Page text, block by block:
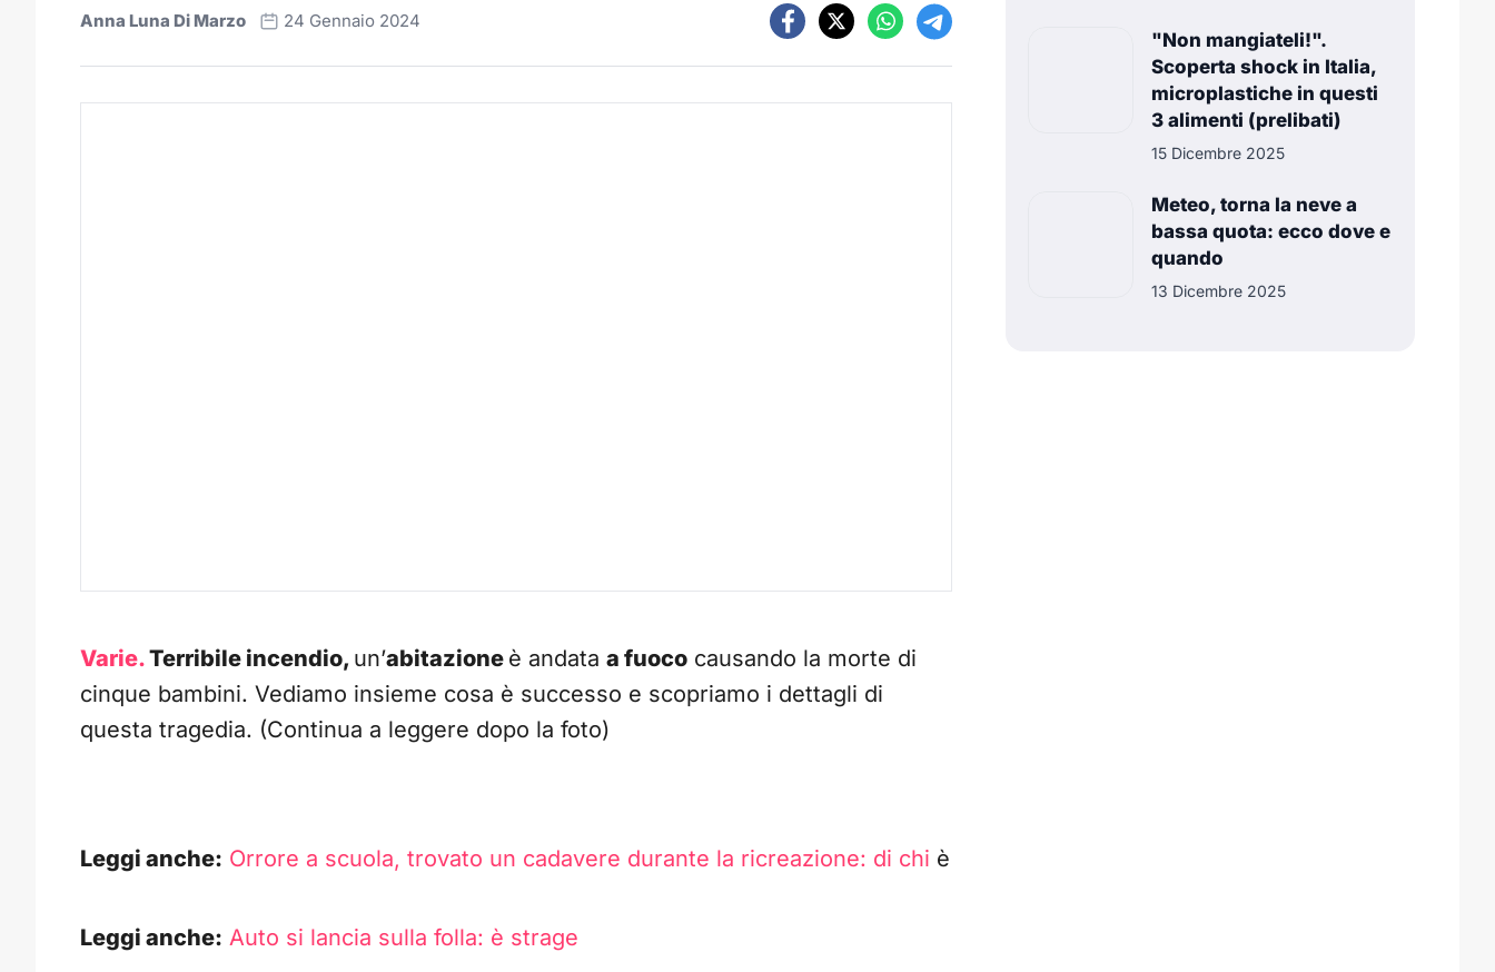
Anna Luna Di Marzo 24 Gennaio 2024
Varie.Terribile incendio, un’abitazione è andata a fuoco causando la morte di
cinque bambini. Vediamo insieme cosa è successo e scopriamo i dettagli di
questa tragedia. (Continua a leggere dopo la foto)
Leggi anche: Orrore a scuola, trovato un cadavere durante la ricreazione: di chi è
Leggi anche: Auto si lancia sulla folla: è strage
"Non mangiateli!".
Scoperta shock in Italia,
microplastiche in questi
3 alimenti (prelibati)
15 Dicembre 2025
Meteo, torna la neve a
bassa quota: ecco dove e
quando
13 Dicembre 2025